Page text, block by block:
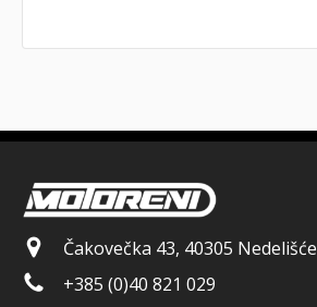
Čakovečka 43, 40305 Nedelišće
+385 (0)40 821 029